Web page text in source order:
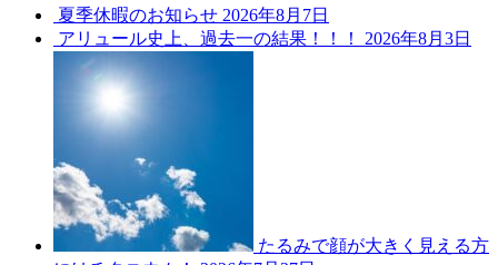
夏季休暇のお知らせ 2026年8月7日
アリュール史上、過去一の結果！！！
2026年8月3日
たるみで顔が大きく見える方